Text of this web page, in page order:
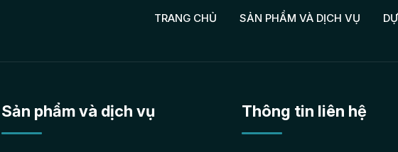
TRANG CHỦ SẢN PHẨM VÀ DỊCH VỤ
Sản phẩm và dịch vụ Thông tin liên hệ